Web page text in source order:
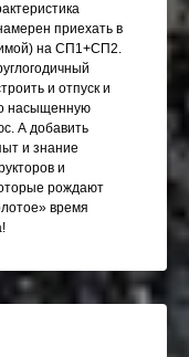
приехать в
на СП1+СП2.
и отпуск и
насыщенную
А добавить
и знание
и
рождают
время